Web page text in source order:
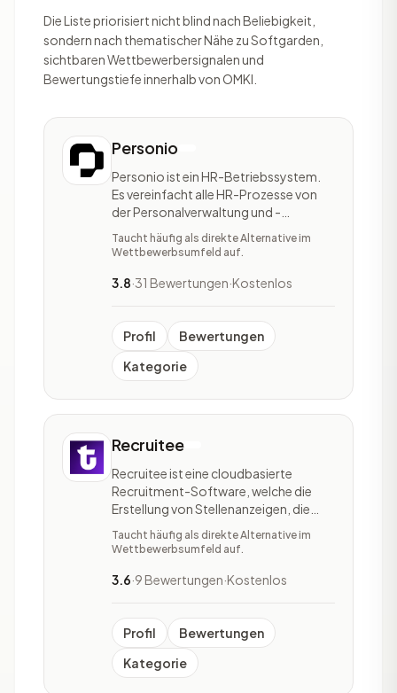
Die Liste priorisiert nicht blind nach Beliebigkeit,
sondern nach thematischer Nähe zu Softgarden,
sichtbaren Wettbewerbersignalen und
Bewertungstiefe innerhalb von OMKI.
Personio
Personio ist ein HR-Betriebssystem.
Es vereinfacht alle HR-Prozesse von
der Personalverwaltung und -
entwicklung, über Payroll, bis hin zum
Recruiting. Personio bietet diverse
Hinterlegung der Personaldaten mit zu
Genehmigungsprozesse, Aufgab
Taucht häufig als direkte Alternative im
Wettbewerbsumfeld auf.
3.8·31 Bewertungen·Kostenlos
Profil
Bewertungen
Kategorie
Recruitee
Recruitee ist eine cloudbasierte
Recruitment-Software, welche die
Erstellung von Stellenanzeigen, die
Verwaltung von Bewerberinnen und
Bewerber sowie das Onboarding
Schnittstellen zu diversen Mail- und
allgemeine Prozesse wie die Termini
Taucht häufig als direkte Alternative im
Wettbewerbsumfeld auf.
3.6·9 Bewertungen·Kostenlos
Profil
Bewertungen
Kategorie